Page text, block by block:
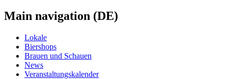
Main navigation (DE)
Lokale
Biershops
Brauen und Schauen
News
Veranstaltungskalender